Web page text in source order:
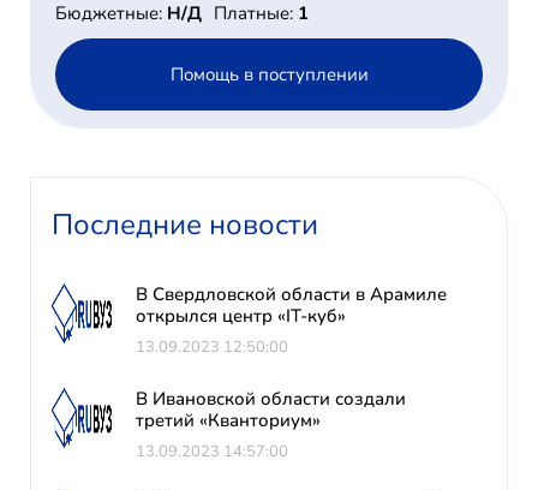
Бюджетные: Н/Д Платные: 1
Помощь в поступлении
Последние новости
В Свердловской области в Арамиле
открылся центр «IT-куб»
13.09.2023 12:50:00
В Ивановской области создали
третий «Кванториум»
13.09.2023 14:57:00